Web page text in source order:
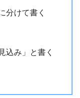
分けて書く
込み」と書く